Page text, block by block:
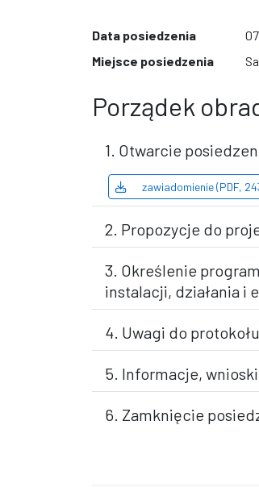
Data posiedzenia
Miejsce posiedzenia
Porządek
1. Otwarcie
zawiadomienie (PDF,
2. Propozycje do
3. Określenie
instalacji, działania i
4. Uwagi do
5. Informacje,
6. Zamknięcie